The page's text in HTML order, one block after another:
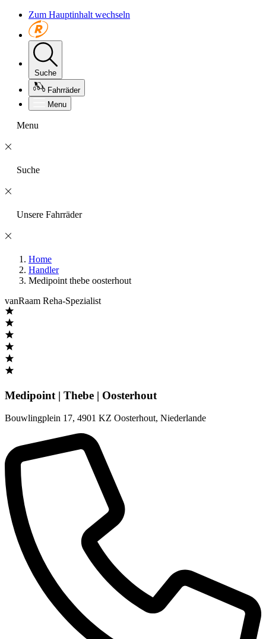
Zum Hauptinhalt wechseln
Suche
Fahrräder
Menu
Menu
Suche
Unsere Fahrräder
Home
Handler
Medipoint thebe oosterhout
vanRaam Reha-Spezialist
Medipoint | Thebe | Oosterhout
Bouwlingplein 17, 4901 KZ Oosterhout, Niederlande